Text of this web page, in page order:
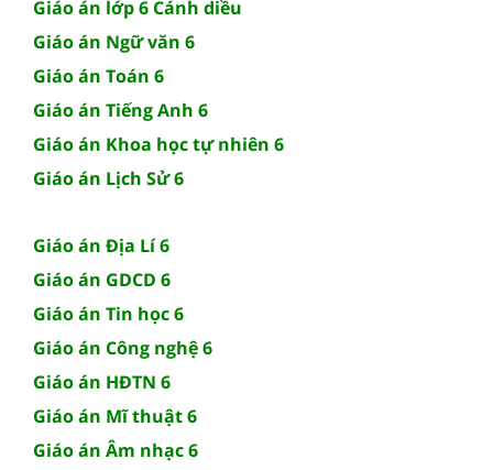
Giáo án lớp 6 Cánh diều
Giáo án Ngữ văn 6
Giáo án Toán 6
Giáo án Tiếng Anh 6
Giáo án Khoa học tự nhiên 6
Giáo án Lịch Sử 6
Giáo án Địa Lí 6
Giáo án GDCD 6
Giáo án Tin học 6
Giáo án Công nghệ 6
Giáo án HĐTN 6
Giáo án Mĩ thuật 6
Giáo án Âm nhạc 6